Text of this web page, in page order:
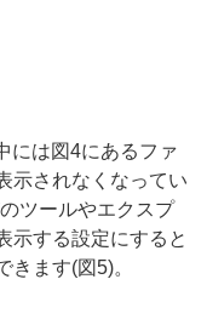
には図4にあるファ
示されなくなってい
ツールやエクスプ
示する設定にすると
ます(図5)。